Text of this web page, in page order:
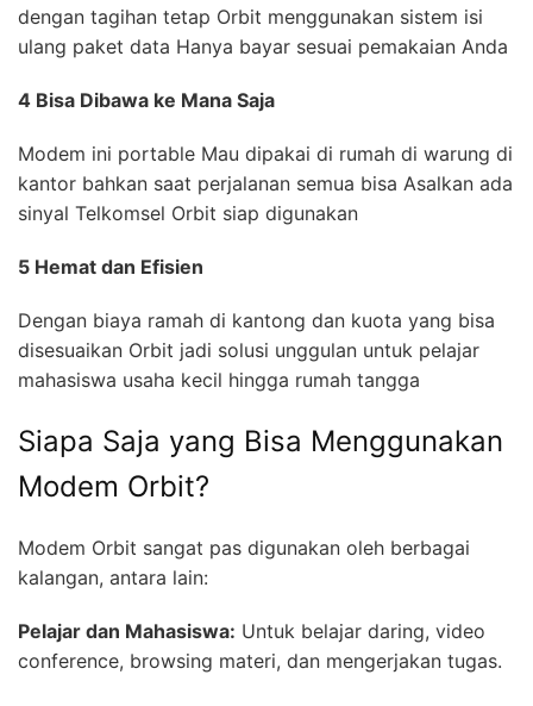
dengan tagihan tetap Orbit menggunakan sistem isi
ulang paket data Hanya bayar sesuai pemakaian Anda
4 Bisa Dibawa ke Mana Saja
Modem ini portable Mau dipakai di rumah di warung di
kantor bahkan saat perjalanan semua bisa Asalkan ada
sinyal Telkomsel Orbit siap digunakan
5 Hemat dan Efisien
Dengan biaya ramah di kantong dan kuota yang bisa
disesuaikan Orbit jadi solusi unggulan untuk pelajar
mahasiswa usaha kecil hingga rumah tangga
Siapa Saja yang Bisa Menggunakan
Modem Orbit?
Modem Orbit sangat pas digunakan oleh berbagai
kalangan, antara lain:
Pelajar dan Mahasiswa: Untuk belajar daring, video
conference, browsing materi, dan mengerjakan tugas.